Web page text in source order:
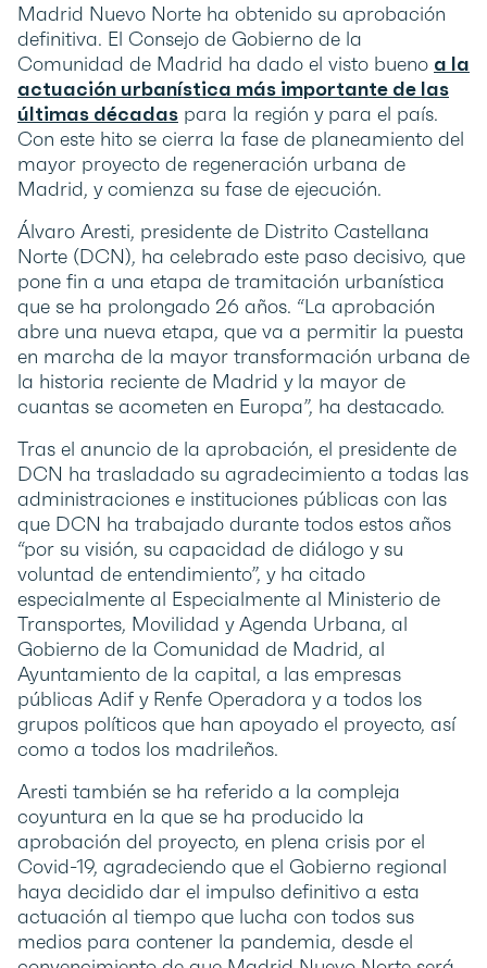
Madrid Nuevo Norte ha obtenido su aprobación
definitiva. El Consejo de Gobierno de la
Comunidad de Madrid ha dado el visto bueno a la
actuación urbanística más importante de las
últimas décadas para la región y para el país.
Con este hito se cierra la fase de planeamiento del
mayor proyecto de regeneración urbana de
Madrid, y comienza su fase de ejecución.
Álvaro Aresti, presidente de Distrito Castellana
Norte (DCN), ha celebrado este paso decisivo, que
pone fin a una etapa de tramitación urbanística
que se ha prolongado 26 años. “La aprobación
abre una nueva etapa, que va a permitir la puesta
en marcha de la mayor transformación urbana de
la historia reciente de Madrid y la mayor de
cuantas se acometen en Europa”, ha destacado.
Tras el anuncio de la aprobación, el presidente de
DCN ha trasladado su agradecimiento a todas las
administraciones e instituciones públicas con las
que DCN ha trabajado durante todos estos años
“por su visión, su capacidad de diálogo y su
voluntad de entendimiento”, y ha citado
especialmente al Especialmente al Ministerio de
Transportes, Movilidad y Agenda Urbana, al
Gobierno de la Comunidad de Madrid, al
Ayuntamiento de la capital, a las empresas
públicas Adif y Renfe Operadora y a todos los
grupos políticos que han apoyado el proyecto, así
como a todos los madrileños.
Aresti también se ha referido a la compleja
coyuntura en la que se ha producido la
aprobación del proyecto, en plena crisis por el
Covid-19, agradeciendo que el Gobierno regional
haya decidido dar el impulso definitivo a esta
actuación al tiempo que lucha con todos sus
medios para contener la pandemia, desde el